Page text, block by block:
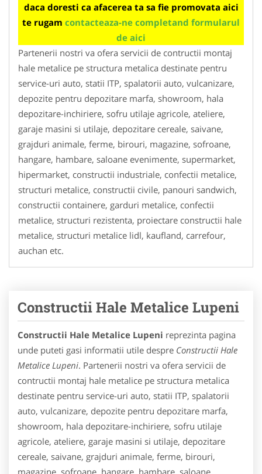
daca doresti ca afacerea ta sa fie promovata aici
te rugam contacteaza-ne completand formularul
de aici
Partenerii nostri va ofera servicii de contructii montaj
hale metalice pe structura metalica destinate pentru
service-uri auto, statii ITP, spalatorii auto, vulcanizare,
depozite pentru depozitare marfa, showroom, hala
depozitare-inchiriere, sofru utilaje agricole, ateliere,
garaje masini si utilaje, depozitare cereale, saivane,
grajduri animale, ferme, birouri, magazine, sofroane,
hangare, hambare, saloane evenimente, supermarket,
hipermarket, constructii industriale, confectii metalice,
structuri metalice, constructii civile, panouri sandwich,
constructii containere, garduri metalice, confectii
metalice, structuri rezistenta, proiectare constructii hale
metalice, structuri metalice lidl, kaufland, carrefour,
auchan etc.
Constructii Hale Metalice Lupeni
Constructii Hale Metalice Lupeni reprezinta pagina
unde puteti gasi informatii utile despre Constructii Hale
Metalice Lupeni. Partenerii nostri va ofera servicii de
contructii montaj hale metalice pe structura metalica
destinate pentru service-uri auto, statii ITP, spalatorii
auto, vulcanizare, depozite pentru depozitare marfa,
showroom, hala depozitare-inchiriere, sofru utilaje
agricole, ateliere, garaje masini si utilaje, depozitare
cereale, saivane, grajduri animale, ferme, birouri,
magazine, sofroane, hangare, hambare, saloane